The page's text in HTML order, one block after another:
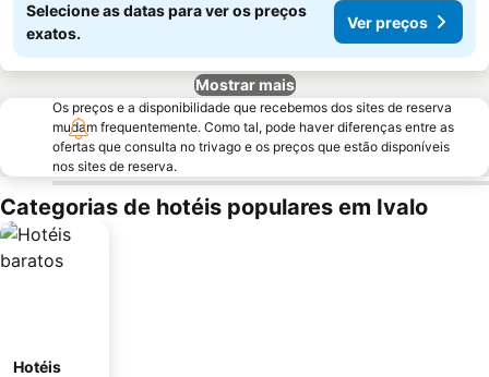
Selecione as datas para ver os preços
exatos.
Ver preços
Mostrar mais
Os preços e a disponibilidade que recebemos dos sites de reserva
mudam frequentemente. Como tal, pode haver diferenças entre as
ofertas que consulta no trivago e os preços que estão disponíveis
nos sites de reserva.
Categorias de hotéis populares em Ivalo
Hotéis